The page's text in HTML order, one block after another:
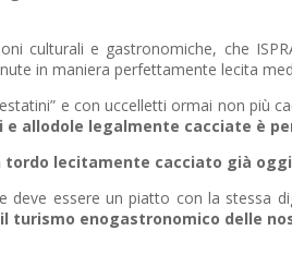
culturali e gastronomiche, che
in maniera perfettamente lecita
e con uccelletti ormai non più
e allodole legalmente cacciate è
lecitamente cacciato già
deve essere un piatto con la stessa
turismo enogastronomico delle